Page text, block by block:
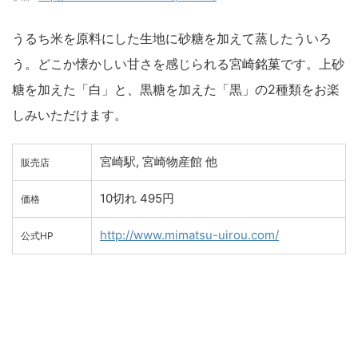
うるち米を原料にした生地に砂糖を加えて蒸したういろ
う。どこか懐かしい甘さを感じられる宮崎銘菓です。上砂
糖を加えた「白」と、黒糖を加えた「黒」の2種類をお楽
しみいただけます。
販売店 宮崎駅, 宮崎物産館 他
価格 10切れ 495円
公式HP http://www.mimatsu-uirou.com/